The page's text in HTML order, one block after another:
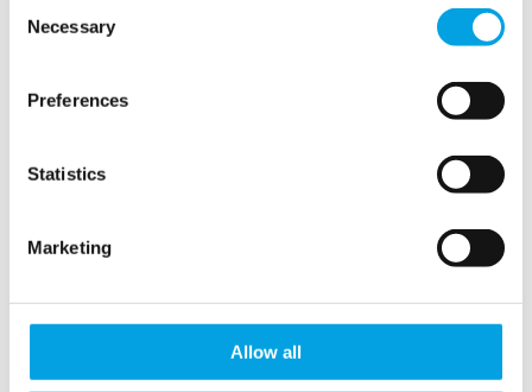
Selection
Necessary
Preferences
Statistics
Marketing
Allow all
Opvulpapier
Schuimbuffers
SizzlePak